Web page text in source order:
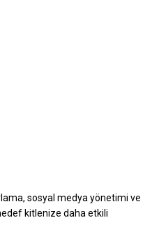
sosyal medya yönetimi ve
kitlenize daha etkili